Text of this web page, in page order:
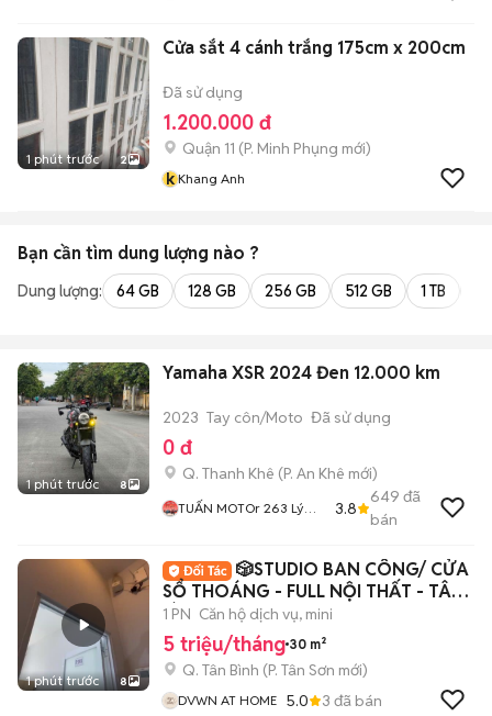
1 phút trước 2
Cửa sắt 4 cánh trắng 175cm x 200cm
Đã sử dụng
1.200.000 đ
Quận 11 (P. Minh Phụng mới)
k Khang Anh
Bạn cần tìm dung lượng nào ?
Dung lượng: 64 GB 128 GB 256 GB 512 GB 1 TB
1 phút trước 8
Yamaha XSR 2024 Đen 12.000 km
2023 Tay côn/Moto Đã sử dụng
0 đ
Q. Thanh Khê (P. An Khê mới)
TUẤN MOTOr 263 Lý
3.8
649 đã
bán
1 phút trước 8
🎲STUDIO BAN CÔNG/ CỬA
SỔ THOÁNG - FULL NỘI THẤT - TÂN
BÌNH 🔥
1 PN Căn hộ dịch vụ, mini
5 triệu/tháng 30 m²
Q. Tân Bình (P. Tân Sơn mới)
DVWN AT HOME 5.0 3 đã bán